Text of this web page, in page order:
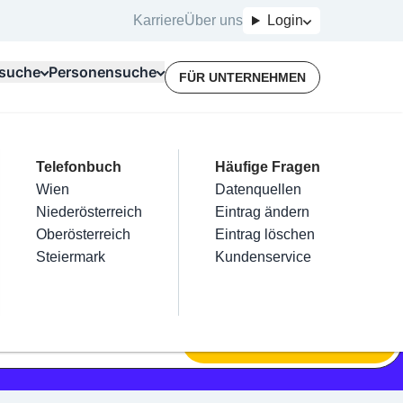
KarriereÜber uns Login
Kategorien
Friseur
Nägel
Haarentfernung
Make-Up
Für Unternehmer
Terminbuchung
Kostenlose Beratung
Top Branchen
Elektriker
Installateure
Maler & Lackierer
Branchen A-Z
Mein Firmeneintrag
Eintrag hinzufügen
Eintrag beanspruchen
Eintrag verwalten
Eintrag bewerben
Personensuche
Telefonbuch
Wien
Niederösterreich
Oberösterreich
Steiermark
Häufige Fragen
Datenquellen
Eintrag ändern
Eintrag löschen
Kundenservice
FÜR UNTERNEHMEN